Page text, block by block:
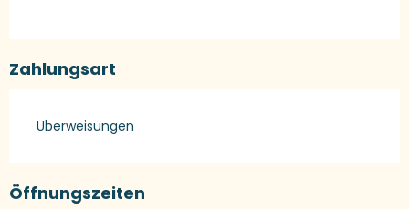
Zahlungsart
Überweisungen
Öffnungszeiten